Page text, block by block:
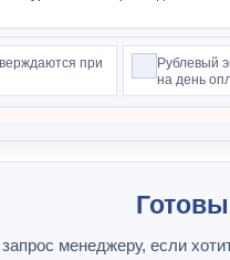
при
Рублевый
на день
менеджеру, если